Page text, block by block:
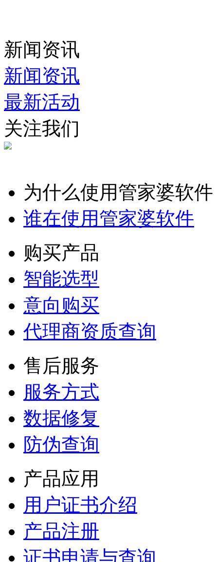
新闻资讯
新闻资讯
最新活动
关注我们
为什么使用管家婆软件
谁在使用管家婆软件
购买产品
智能选型
意向购买
代理商资质查询
售后服务
服务方式
数据修复
防伪查询
产品应用
用户证书介绍
产品注册
证书申请与查询